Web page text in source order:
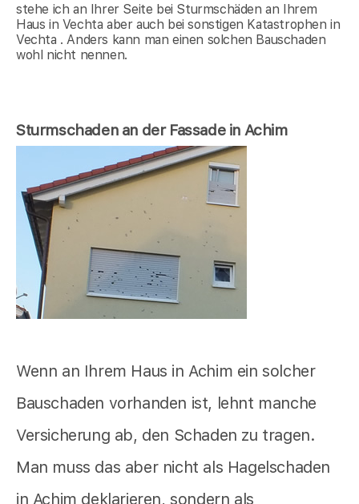
stehe ich an Ihrer Seite bei Sturmschäden an Ihrem
Haus in Vechta aber auch bei sonstigen Katastrophen in
Vechta . Anders kann man einen solchen Bauschaden
wohl nicht nennen.
Sturmschaden an der Fassade in Achim
Wenn an Ihrem Haus in Achim ein solcher
Bauschaden vorhanden ist, lehnt manche
Versicherung ab, den Schaden zu tragen.
Man muss das aber nicht als Hagelschaden
in Achim deklarieren, sondern als